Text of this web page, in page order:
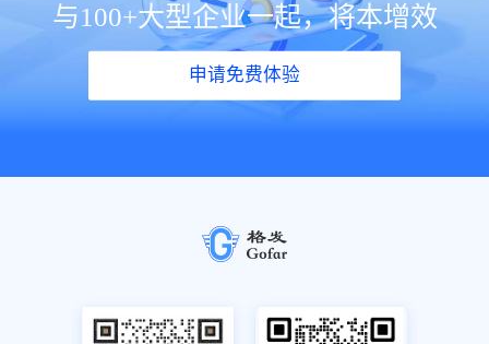
与100+大型企业一起，将本增效
申请免费体验